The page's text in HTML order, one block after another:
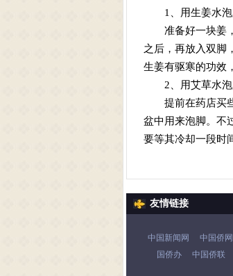
1、用生姜水泡
准备好一块姜，
之后，再放入双脚
生姜有驱寒的功效
2、用艾草水泡
提前在药店买些
盆中用来泡脚。不
要等其冷却一段时
友情链接
中国新闻网 中国侨网
国侨办
中国侨联